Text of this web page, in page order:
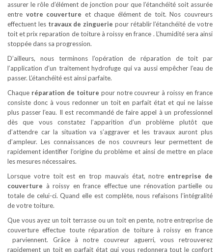
assurer le rôle d’élément de jonction pour que l’étanchéité soit assurée
entre votre couverture et chaque élément de toit. Nos couvreurs
effectuent lestravaux de zinguerie pour rétablir l’étanchéité de votre
toit et prix reparation de toiture à roissy en france . L’humidité sera ainsi
stoppée dans sa progression.
D’ailleurs, nous terminons l’opération de réparation de toit par
l’application d’un traitement hydrofuge qui va aussi empêcher l’eau de
passer. L’étanchéité est ainsi parfaite.
Chaque réparation de toiture pour notre couvreur à roissy en france
consiste donc à vous redonner un toit en parfait état et qui ne laisse
plus passer l’eau. Il est recommandé de faire appel à un professionnel
dès que vous constatez l’apparition d’un problème plutôt que
d’attendre car la situation va s’aggraver et les travaux auront plus
d’ampleur. Les connaissances de nos couvreurs leur permettent de
rapidement identifier l’origine du problème et ainsi de mettre en place
les mesures nécessaires.
Lorsque votre toit est en trop mauvais état, notre entreprise de
couverture à roissy en france effectue une rénovation partielle ou
totale de celui-ci. Quand elle est complète, nous refaisons l’intégralité
de votre toiture.
Que vous ayez un toit terrasse ou un toit en pente, notre entreprise de
couverture effectue toute réparation de toiture à roissy en france
parviennent. Grâce à notre couvreur aguerri, vous retrouverez
rapidement un toit en parfait état qui vous redonnera tout le confort